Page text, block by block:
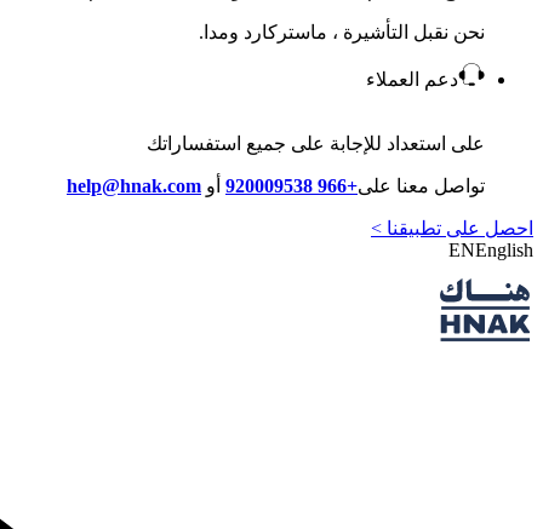
نحن نقبل التأشيرة ، ماستركارد ومدا.
دعم العملاء
على استعداد للإجابة على جميع استفساراتك
تواصل معنا على+966 920009538 أو help@hnak.com
احصل على تطبيقنا >
ENEnglish